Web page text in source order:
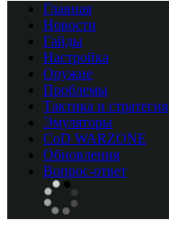
Главная
Новости
Гайды
Настройка
Оружие
Проблемы
Тактика и стратегия
Эмуляторы
CоD WARZONE
Обновления
Вопрос-ответ